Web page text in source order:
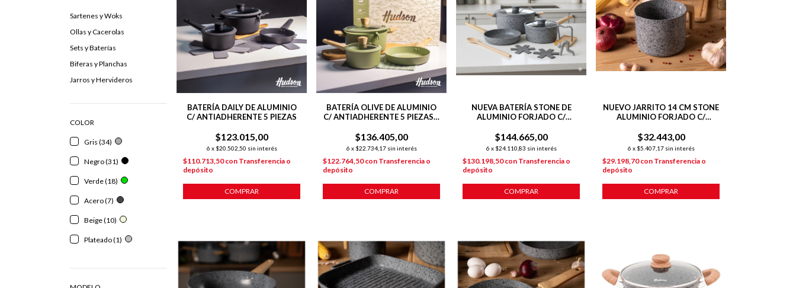
Sartenes y Woks
Ollas y Cacerolas
Sets y Baterías
Biferas y Planchas
Jarros y Hervideros
COLOR
Gris (34)
Negro (31)
Verde (18)
Acero (7)
Beige (10)
Plateado (1)
BATERÍA DAILY DE ALUMINIO
C/ ANTIADHERENTE 5 PIEZAS
$123.015,00
6 x $20.502,50 sin interés
$110.713,50con Transferencia o
depósito
COMPRAR
BATERÍA OLIVE DE ALUMINIO
C/ ANTIADHERENTE 5 PIEZAS +
$136.405,00
6 x $22.734,17 sin interés
$122.764,50con Transferencia o
depósito
COMPRAR
NUEVA BATERÍA STONE DE
ALUMINIO FORJADO C/
+ COCINERITO
$144.665,00
6 x $24.110,83 sin interés
$130.198,50con Transferencia o
depósito
COMPRAR
NUEVO JARRITO 14 CM STONE
ALUMINIO FORJADO C/
INDUCCION
$32.443,00
6 x $5.407,17 sin interés
$29.198,70con Transferencia o
depósito
COMPRAR